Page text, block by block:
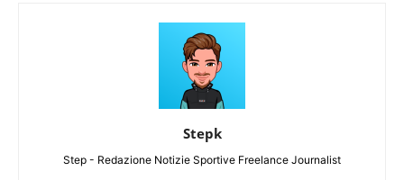
Stepk
Step - Redazione Notizie Sportive Freelance Journalist